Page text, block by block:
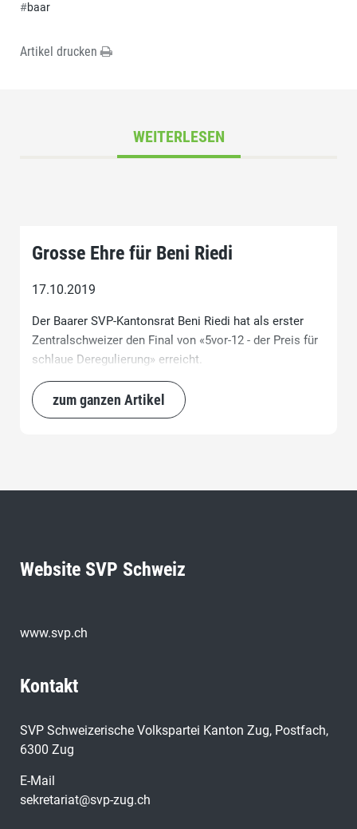
#baar
Artikel drucken
WEITERLESEN
Grosse Ehre für Beni Riedi
17.10.2019
Der Baarer SVP-Kantonsrat Beni Riedi hat als erster
Zentralschweizer den Final von «5vor-12 - der Preis für
schlaue Deregulierung» erreicht.
zum ganzen Artikel
Website SVP Schweiz
www.svp.ch
Kontakt
SVP Schweizerische Volkspartei Kanton Zug, Postfach,
6300 Zug
E-Mail
sekretariat@svp-zug.ch